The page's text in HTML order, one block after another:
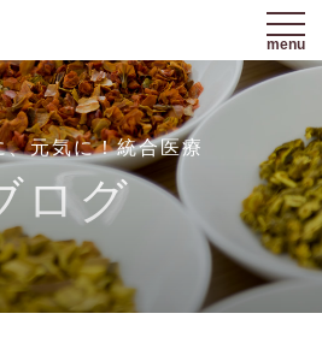
menu
、元気に！統合医療
ログ